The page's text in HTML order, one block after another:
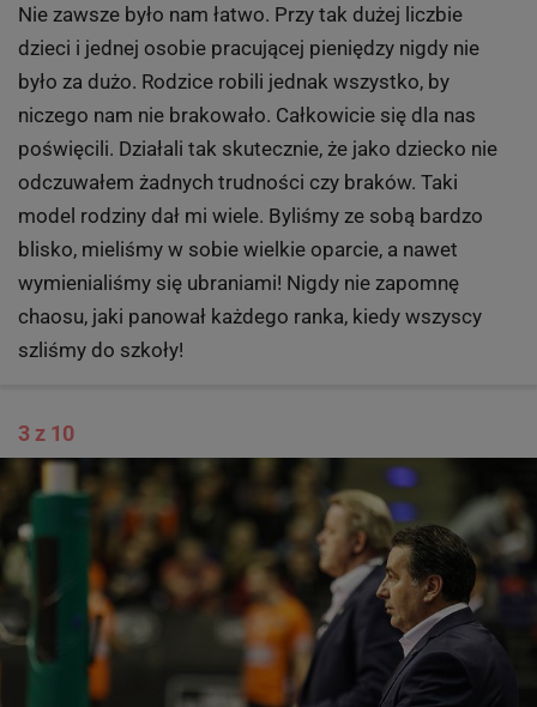
Nie zawsze było nam łatwo. Przy tak dużej liczbie
dzieci i jednej osobie pracującej pieniędzy nigdy nie
było za dużo. Rodzice robili jednak wszystko, by
niczego nam nie brakowało. Całkowicie się dla nas
poświęcili. Działali tak skutecznie, że jako dziecko nie
odczuwałem żadnych trudności czy braków. Taki
model rodziny dał mi wiele. Byliśmy ze sobą bardzo
blisko, mieliśmy w sobie wielkie oparcie, a nawet
wymienialiśmy się ubraniami! Nigdy nie zapomnę
chaosu, jaki panował każdego ranka, kiedy wszyscy
szliśmy do szkoły!
3 z 10